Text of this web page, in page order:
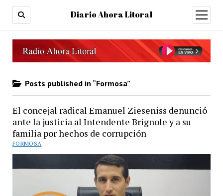
Diario Ahora Litoral
open
menu
Posts published in “Formosa”
El concejal radical Emanuel Zieseniss denunció
ante la justicia al Intendente Brignole y a su
familia por hechos de corrupción
FORMOSA